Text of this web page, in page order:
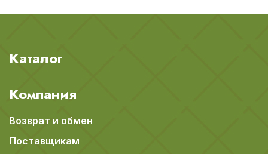
Каталог
Компания
Возврат и обмен
Поставщикам